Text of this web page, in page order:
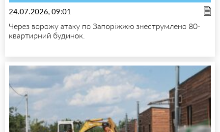
24.07.2026, 09:01
Через ворожу атаку по Запоріжжю знеструмлено 80-
квартирний будинок.